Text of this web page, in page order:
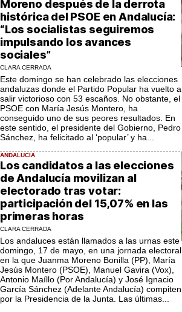
Moreno después de la derrota
histórica del PSOE en Andalucía:
“Los socialistas seguiremos
impulsando los avances
sociales”
CLARA CERRADA
Este domingo se han celebrado las elecciones
andaluzas donde el Partido Popular ha vuelto a
salir victorioso con 53 escaños. No obstante, el
PSOE con María Jesús Montero, ha
conseguido uno de sus peores resultados. En
este sentido, el presidente del Gobierno, Pedro
Sánchez, ha felicitado al ‘popular’ y ha...
ANDALUCÍA
Los candidatos a las elecciones
de Andalucía movilizan al
electorado tras votar:
participación del 15,07% en las
primeras horas
CLARA CERRADA
Los andaluces están llamados a las urnas este
domingo, 17 de mayo, en una jornada electoral
en la que Juanma Moreno Bonilla (PP), María
Jesús Montero (PSOE), Manuel Gavira (Vox),
Antonio Maíllo (Por Andalucía) y José Ignacio
García Sánchez (Adelante Andalucía) compiten
por la Presidencia de la Junta. Las últimas...